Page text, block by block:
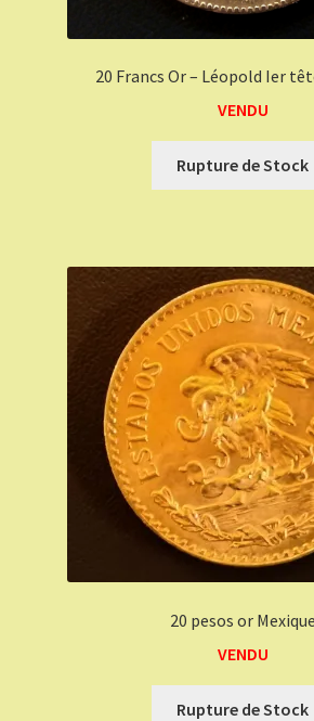
20 Francs Or – Léopold Ier
VENDU
Rupture de Stock
20 pesos or Mexique
VENDU
Rupture de Stock